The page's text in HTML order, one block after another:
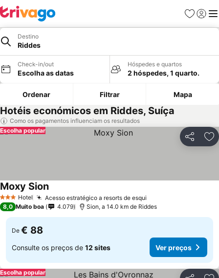
Favoritos
Iniciar
Destino
Riddes
Check-in/out
Escolha as datas
Hóspedes e quartos
2 hóspedes, 1 quarto.
Ordenar Filtrar Mapa
Hotéis económicos em Riddes, Suíça
Como os pagamentos influenciam os resultados
Partilhar
Escolha popular
3 EstrelasHotel Acesso estratégico a resorts de esqui
Moxy Sion
8,0 Muito boa 4.079 Sion, a 14.0 km de Riddes
De € 88
Consulte os preços de 12 sites Ver preços
Escolha popular